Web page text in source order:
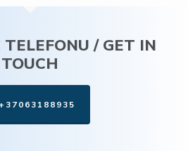
/ GET IN
TOUCH
+37063188935